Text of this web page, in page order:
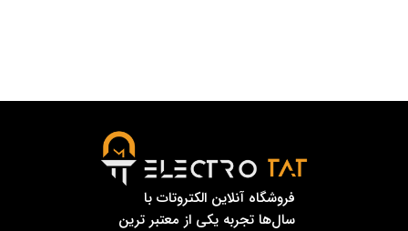
فروشگاه آنلاین الکتروتات با
سال‌ها تجربه یکی از معتبر ترین